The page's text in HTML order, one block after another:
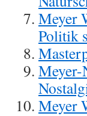
Meyer
Politik
Meyer-
Meyer